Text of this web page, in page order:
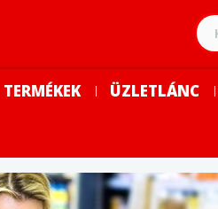
family-market/web/lib/nyelvek.php
TERMÉKEK ÜZLETLÁNC